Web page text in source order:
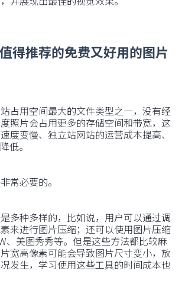
得推荐的免费又好用的图片
占用空间最大的文件类型之一，没有经
照片会占用更多的存储空间和带宽，这
度变慢、独立站网站的运营成本提高、
低。
常必要的。
多种多样的，比如说，用户可以通过调
来进行图片压缩；还可以使用图片压缩
、美图秀秀等。但是这些方法都比较麻
宽高像素可能会导致图片尺寸变小，放
发生，学习使用这些工具的时间成本也